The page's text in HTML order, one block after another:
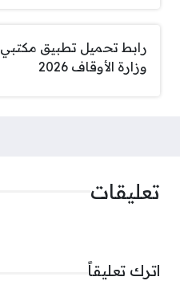
رابط تحميل تطبيق مكتبي
وزارة الأوقاف 2026
تعليقات
اترك تعليقاً